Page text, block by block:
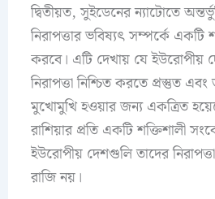
দ্বিতীয়ত, সুইডেনের ন্যাটোতে
নিরাপত্তার ভবিষ্যৎ সম্পর্কে একটি
করবে। এটি দেখায় যে ইউরোপীয়
নিরাপত্তা নিশ্চিত করতে প্রস্তুত
মুখোমুখি হওয়ার জন্য একত্রিত
রাশিয়ার প্রতি একটি শক্তিশালী
ইউরোপীয় দেশগুলি তাদের
রাজি নয়।